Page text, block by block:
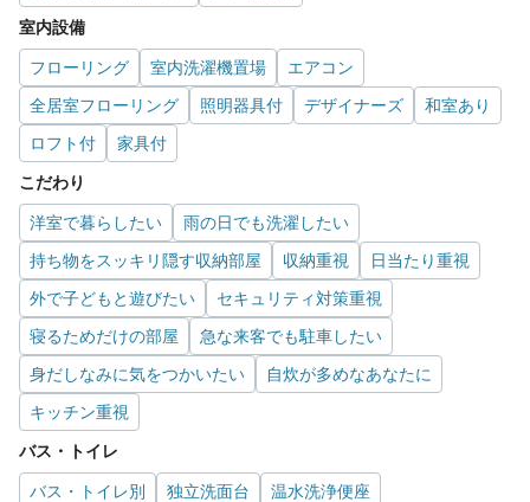
室内設備
フローリング 室内洗濯機置場
エアコン
全居室フローリング
照明器具付 デザイナーズ
和室あり
ロフト付
家具付
こだわり
洋室で暮らしたい
雨の日でも洗濯したい
持ち物をスッキリ隠す収納部屋
収納重視
日当たり重視
外で子どもと遊びたい
セキュリティ対策重視
寝るためだけの部屋
急な来客でも駐車したい
身だしなみに気をつかいたい
自炊が多めなあなたに
キッチン重視
バス・トイレ
バス・トイレ別 独立洗面台
温水洗浄便座